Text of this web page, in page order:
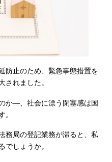
防止のため、緊急事態措置を
されました。
か―、社会に漂う閉塞感は国
。
務局の登記業務が滞ると、私
でしょうか。